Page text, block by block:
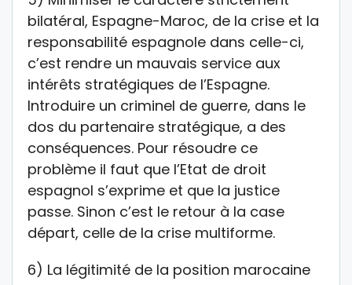
bilatéral, Espagne-Maroc, de la crise et la
responsabilité espagnole dans celle-ci,
c’est rendre un mauvais service aux
intérêts stratégiques de l’Espagne.
Introduire un criminel de guerre, dans le
dos du partenaire stratégique, a des
conséquences. Pour résoudre ce
problème il faut que l’Etat de droit
espagnol s’exprime et que la justice
passe. Sinon c’est le retour à la case
départ, celle de la crise multiforme.
6) La légitimité de la position marocaine